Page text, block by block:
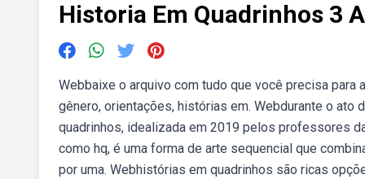
Historia Em Quadrinhos 3
Webbaixe o arquivo com tudo que você precisa
gênero, orientações, histórias em. Webdurante o ato
quadrinhos, idealizada em 2019 pelos professores
como hq, é uma forma de arte sequencial que
por uma. Webhistórias em quadrinhos são ricas